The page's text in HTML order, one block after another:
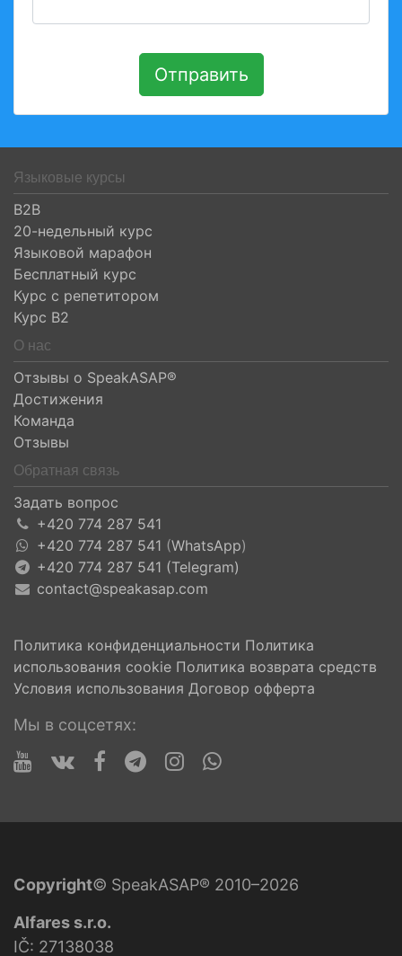
Отправить
Языковые курсы
B2B
20-недельный курс
Языковой марафон
Бесплатный курс
Курс с репетитором
Курс B2
О нас
Отзывы о SpeakASAP®
Достижения
Команда
Отзывы
Обратная связь
Задать вопрос
+420 774 287 541
+420 774 287 541 (WhatsApp)
+420 774 287 541 (Telegram)
contact@speakasap.com
Политика конфиденциальности Политика
использования cookie Политика возврата средств
Условия использования Договор офферта
Мы в соцсетях:
Copyright© SpeakASAP® 2010–2026
Alfares s.r.o.
IČ: 27138038